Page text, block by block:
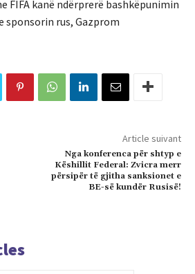
FIFA kanë ndërprerë bashkëpunimin
sponsorin rus, Gazprom
Article suivant
Nga konferenca për shtyp e
Këshillit Federal: Zvicra merr
përsipër të gjitha sanksionet e
BE-së kundër Rusisë!